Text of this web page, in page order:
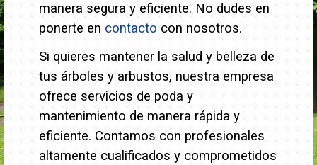
manera segura y eficiente. No dudes en
ponerte en contacto con nosotros.
Si quieres mantener la salud y belleza de
tus árboles y arbustos, nuestra empresa
ofrece servicios de poda y
mantenimiento de manera rápida y
eficiente. Contamos con profesionales
altamente cualificados y comprometidos